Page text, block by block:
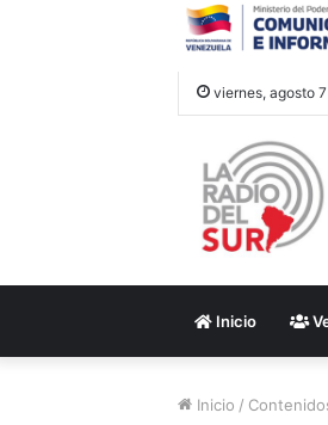
viernes, agosto
Inicio
Inicio /